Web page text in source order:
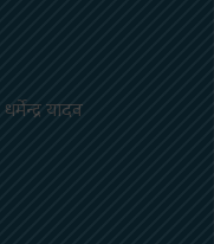
धर्मेन्द्र यादव